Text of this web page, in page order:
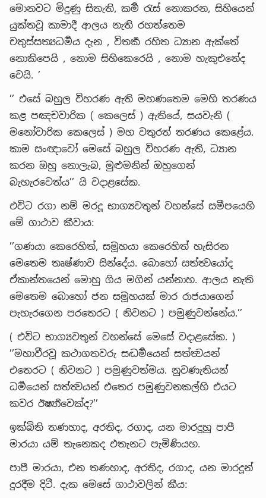
මොනවට මිදුණු සිතැති, කර්‍ම රැස් නොකරන, සිහියෙන්
යුක්තවූ කාමාදී ආලය නැති රහත්තෙම
චතුස්සත්‍යධර්‍මය දැන , විතර්‍ක රහිත ධ්‍යාන ඇක්තේ
නොකිපෙයි , නොම සිහිකෙරෙයි , නොම හැකුඑනේද
වෙයි. ’
’’ එසේ බහුල විහරණ ඇති මහණතෙම මෙහි තරණය
කළ පඤචවාරික ( කෙලෙස් ) ඇතියේ, සයවැනි (
මනෝවාරික කෙලෙස් ) මහ වතුරත් තරණය කෙළේය.
කාම සංඥාවෝ මෙසේ බහුල විහරණ ඇති, ධ්‍යාන
කරන ඔහු නොලැබ, මුළුමනින් ඔහුගෙන්
බැහැරවෙත්ය’’ යි වදාළසේක.
එවිට රගා නම් මරදූ භාග්‍යවතුන් වහන්සේ සමීපයෙහි
මේ ගාථාව කීවාය:
’’ගණයා කෙරෙහිත්, සමූහයා කෙරෙහිත් හැසිරන
මෙතෙම තෘෂ්ණාව සින්දේය. බොහෝ සත්ත්‍වයෝද
ඒකාන්තයෙන් මොහු ගිය මගින් යන්නාහ. ආලය නැති
මෙතෙම බොහෝ ජන සමූහයක් මාර රාජයාගෙන්
පැහැරගෙන පරතෙරට ( නිවනට ) පමුණුවන්නේය.’’
( එවිට භාග්‍යවතුන් වහන්සේ මෙසේ වදාළසේක. )
’’මහාවීරවූ කථාගතවරු සද්‍ධර්‍මයෙන් සත්ත්‍වයන්
එතෙරට ( නිවනට ) පමුණුවත්මය. නුවණැතියන්
ධර්‍මයෙන් සත්ත්‍වයන් එතෙර පමුණුවනකල්හි එයට
කවර ඊර්‍ෂ්‍යාවෙක්ද?’’
ඉක්බිති තණහාද, අරතිද, රගාද, යන මාරදූහු පාපී
මාරයා යම් තැනෙකද එතැනට පැමිණියහ.
පාපී මාරයා, එන තණහාද, අරතිද, රගාද, යන මාරදූන්
දුරදීම දිටී. දැක මෙසේ ගාථාවලින් කීය: